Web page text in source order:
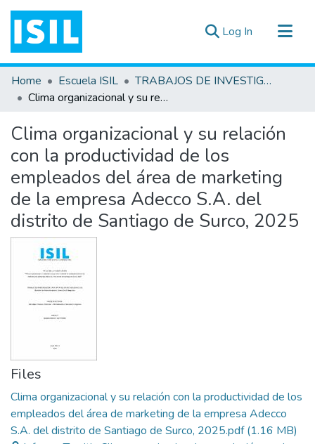
Log In (current)
All of DSpace
Statistics
Documentos ▾
Home Escuela ISIL
TRABAJOS DE INVESTIGACIÓN
Clima organizacional y su relación con la productividad de los empleados del área de marketing de la empresa Adecco S.A. del distrito de Santiago de Surco, 2025
Clima organizacional y su relación
con la productividad de los
empleados del área de marketing
de la empresa Adecco S.A. del
distrito de Santiago de Surco, 2025
Files
Clima organizacional y su relación con la productividad de los
empleados del área de marketing de la empresa Adecco
S.A. del distrito de Santiago de Surco, 2025.pdf(1.16 MB)